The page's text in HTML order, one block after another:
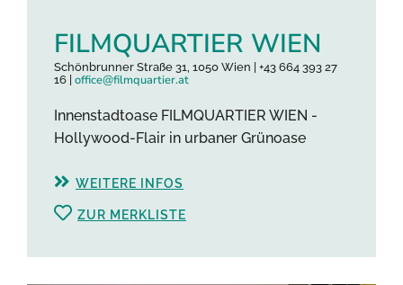
FILMQUARTIER WIEN
Schönbrunner Straße 31, 1050 Wien | +43 664 393 27
16 | office@filmquartier.at
Innenstadtoase FILMQUARTIER WIEN -
Hollywood-Flair in urbaner Grünoase
WEITERE INFOS
ZUR MERKLISTE